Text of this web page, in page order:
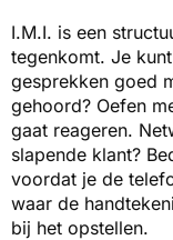
I.M.I. is een
tegenkomt. Je
gesprekken goed
gehoord? Oefen
gaat reageren.
slapende klant?
voordat je de
waar de
bij het opstellen.